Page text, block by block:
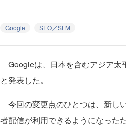
Google SEO／SEM
Googleは、日本を含むアジア太
と発表した。
今回の変更点のひとつは、新し
者配信が利用できるようになった